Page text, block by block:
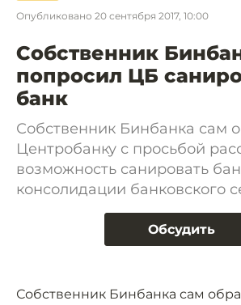
Опубликовано 20 сентября 2017, 10:00
Собственник
попросил ЦБ
банк
Собственник Бинбанка сам
Центробанку с просьбой
возможность санировать
консолидации банковского
Обсудить
Собственник Бинбанка сам